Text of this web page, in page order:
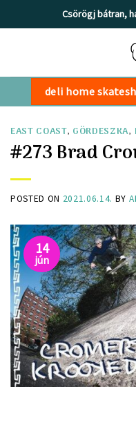
to
Csörögj bátran,
deli home
EAST COAST, GÖRDESZKA,
#273 Brad
POSTED ON 2021.06.14. BY
14
jún